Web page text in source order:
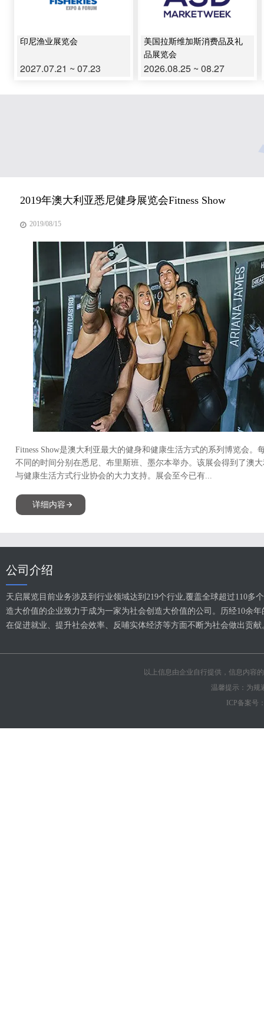
印尼渔业展览会
2027.07.21 ~ 07.23
美国拉斯维加斯消费品及礼
品展览会
2026.08.25 ~ 08.27
2019年澳大利亚悉尼健身展览会Fitness Show
2019/08/15
Fitness Show是澳大利亚最大的健身和健康生活方式的系列博览会。
不同的时间分别在悉尼、布里斯班、墨尔本举办。该展会得到了澳
与健康生活方式行业协会的大力支持。展会至今已有...
详细内容
公司介绍
天启展览目前业务涉及到行业领域达到219个行业,覆盖全球超过110多
造大价值的企业致力于成为一家为社会创造大价值的公司。历经10余
在促进就业、提升社会效率、反哺实体经济等方面不断为社会做出贡献
以上信息由企业自行提供，信息内容
温馨提示：为规
ICP备案号